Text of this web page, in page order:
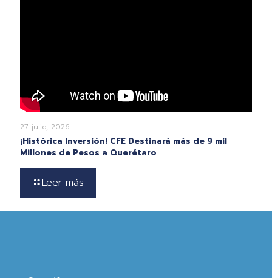
27 julio, 2026
¡Histórica Inversión! CFE Destinará más de 9 mil
Millones de Pesos a Querétaro
Leer más